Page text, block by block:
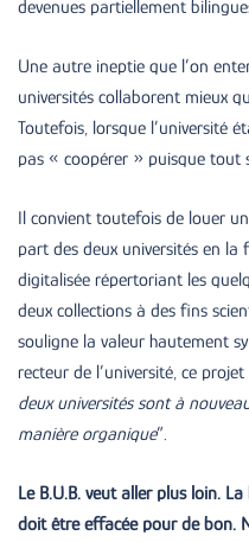
devenues partiellement
Une autre ineptie que l’on
universités collaborent mieux
Toutefois, lorsque l’université
pas « coopérer » puisque tout
Il convient toutefois de louer
part des deux universités en la
digitalisée répertoriant les
deux collections à des fins
souligne la valeur hautement
recteur de l’université, ce
deux universités sont à
manière organique”.
Le B.U.B. veut aller plus loin.
doit être effacée pour de bon.